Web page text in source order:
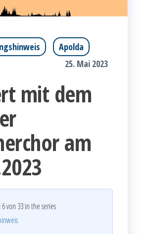
Apolda
25. Mai 2023
mit dem
am
6 von 33 in the series